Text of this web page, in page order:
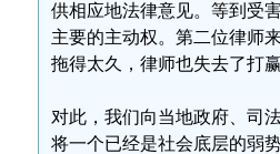
供相应地法律意见。等到受
主要的主动权。第二位律师
拖得太久，律师也失去了打
对此，我们向当地政府、司
将一个已经是社会底层的弱